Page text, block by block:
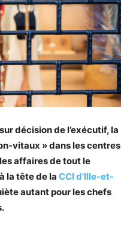
décision de l’exécutif, la
vitaux » dans les centres
affaires de tout le
la tête de la CCI d’Ille-et-
autant pour les chefs